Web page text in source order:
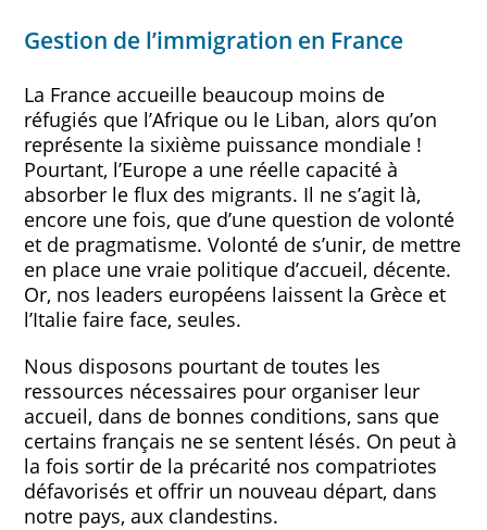
Gestion de l’immigration en France
La France accueille beaucoup moins de
réfugiés que l’Afrique ou le Liban, alors qu’on
représente la sixième puissance mondiale !
Pourtant, l’Europe a une réelle capacité à
absorber le flux des migrants. Il ne s’agit là,
encore une fois, que d’une question de volonté
et de pragmatisme. Volonté de s’unir, de mettre
en place une vraie politique d’accueil, décente.
Or, nos leaders européens laissent la Grèce et
l’Italie faire face, seules.
Nous disposons pourtant de toutes les
ressources nécessaires pour organiser leur
accueil, dans de bonnes conditions, sans que
certains français ne se sentent lésés. On peut à
la fois sortir de la précarité nos compatriotes
défavorisés et offrir un nouveau départ, dans
notre pays, aux clandestins.